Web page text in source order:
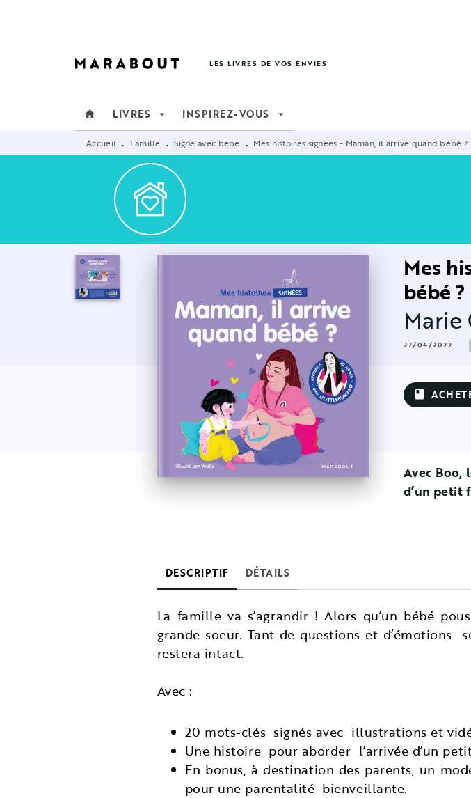
LES LIVRES DE VOS ENVIES
home LIVRES arrow_drop_down INSPIREZ-VOUS arrow_drop_down
Accueil • Famille • Signe avec bébé • Mes histoires signées - Maman, il arrive quand bébé ?
Mes
bébé ?
Marie
27/04/2022
book
Avec Boo,
d’un petit
DESCRIPTIF DÉTAILS
La famille va s’agrandir ! Alors qu’un bébé
grande soeur. Tant de questions et d’émotions
restera intact.
Avec :
20 mots-clés signés avec illustrations et
Une histoire pour aborder l’arrivée d’un
En bonus, à destination des parents, un
pour une parentalité bienveillante.